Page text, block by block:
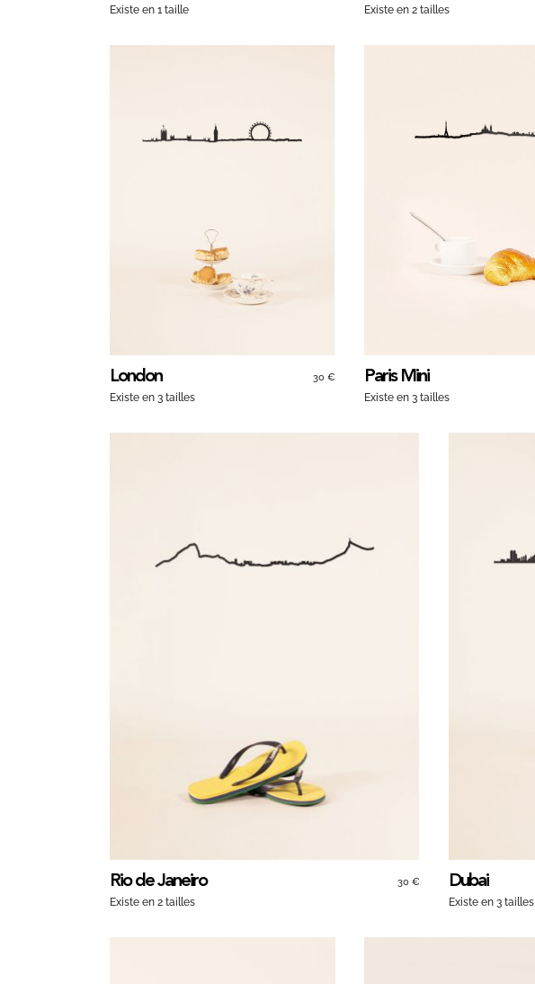
Existe en 1 taille Existe en 2 tailles
London 30 €
Existe en 3 tailles
Paris Mini
Existe en 3 tailles
Rio de Janeiro 30 €
Existe en 2 tailles
Dubai
Existe en 3 tailles